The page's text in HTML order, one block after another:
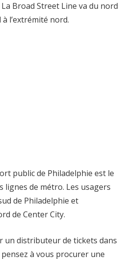
Broad Street Line va du nord
l’extrémité nord.
public de Philadelphie est le
de métro. Les usagers
de Philadelphie et
de Center City.
un distributeur de tickets dans
à vous procurer une